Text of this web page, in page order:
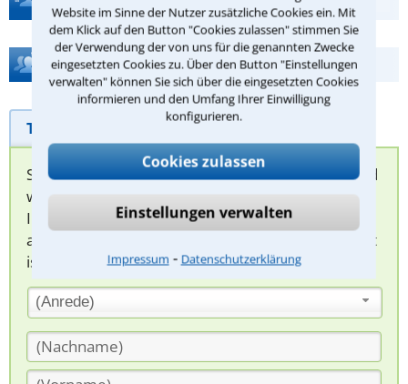
Website im Sinne der Nutzer zusätzliche Cookies ein. Mit
dem Klick auf den Button "Cookies zulassen" stimmen Sie
der Verwendung der von uns für die genannten Zwecke
eingesetzten Cookies zu. Über den Button "Einstellungen
verwalten" können Sie sich über die eingesetzten Cookies
informieren und den Umfang Ihrer Einwilligung
konfigurieren.
Cookies zulassen
Einstellungen verwalten
Impressum ⁃ Datenschutzerklärung
Hilfe bei Ihrer Anwaltsuche?
Telefonhilfe Beratungsanfrage
Sie können hier Ihren Fall schildern. Anschließend
werden sich spezialisierte Rechtsanwälte bei
Ihnen melden, um das weitere Vorgehen
abzuklären. Die Rückmeldung durch einen Anwalt
ist für Sie kostenlos.
(Anrede)